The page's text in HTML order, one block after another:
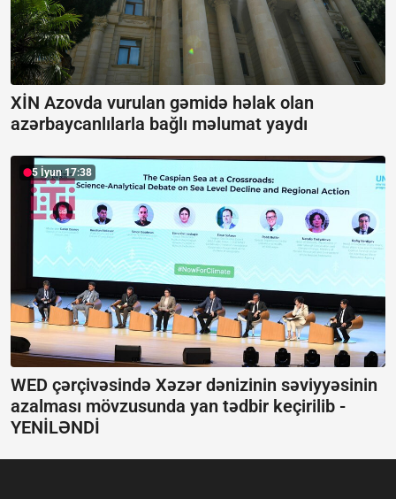
XİN Azovda vurulan gəmidə həlak olan
azərbaycanlılarla bağlı məlumat yaydı
5 İyun 17:38
WED çərçivəsində Xəzər dənizinin səviyyəsinin
azalması mövzusunda yan tədbir keçirilib -
YENİLƏNDİ